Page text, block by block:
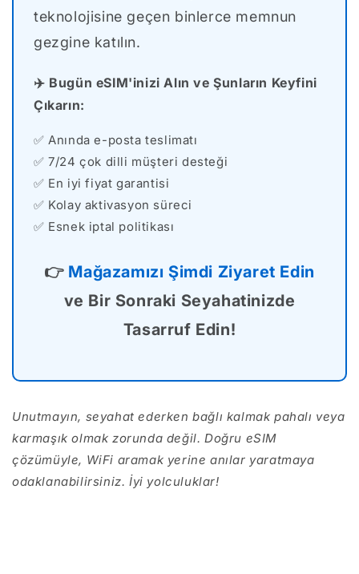
teknolojisine geçen binlerce memnun
gezgine katılın.
✈️ Bugün eSIM'inizi Alın ve Şunların Keyfini
Çıkarın:
✅ Anında e-posta teslimatı
✅ 7/24 çok dilli müşteri desteği
✅ En iyi fiyat garantisi
✅ Kolay aktivasyon süreci
✅ Esnek iptal politikası
👉 Mağazamızı Şimdi Ziyaret Edin
ve Bir Sonraki Seyahatinizde
Tasarruf Edin!
Unutmayın, seyahat ederken bağlı kalmak pahalı veya
karmaşık olmak zorunda değil. Doğru eSIM
çözümüyle, WiFi aramak yerine anılar yaratmaya
odaklanabilirsiniz. İyi yolculuklar!